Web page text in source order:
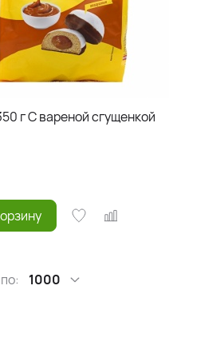
г С вареной сгущенкой
1000